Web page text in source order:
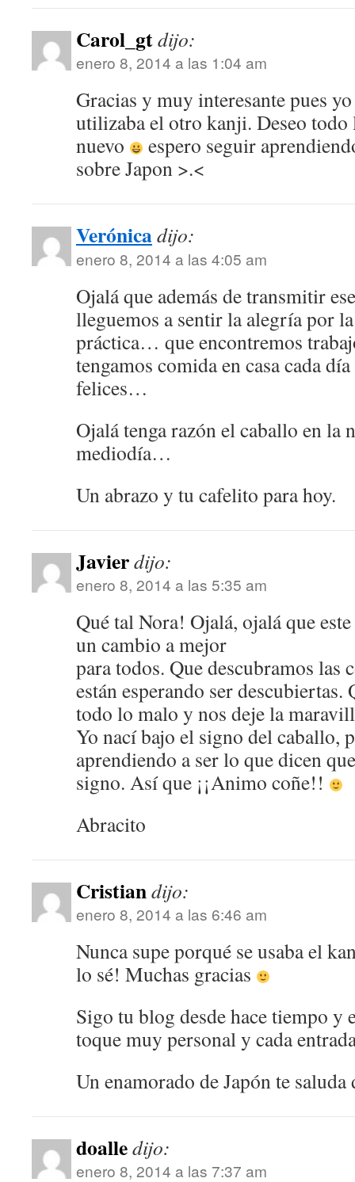
Carol_gtdijo:
enero 8, 2014 a las 1:04 am
Gracias y muy interesante pues yo
utilizaba el otro kanji. Deseo todo
nuevo
espero seguir
sobre Japon >.<
Verónicadijo:
enero 8, 2014 a las 4:05 am
Ojalá que además de transmitir
lleguemos a sentir la alegría por
práctica… que encontremos
tengamos comida en casa cada
felices…
Ojalá tenga razón el caballo en la
mediodía…
Un abrazo y tu cafelito para hoy.
Javierdijo:
enero 8, 2014 a las 5:35 am
Qué tal Nora! Ojalá, ojalá que
un cambio a mejor
para todos. Que descubramos las
están esperando ser descubiertas.
todo lo malo y nos deje la
Yo nací bajo el signo del caballo,
aprendiendo a ser lo que dicen
signo. Así que ¡¡Animo coñe!!
Abracito
Cristiandijo:
enero 8, 2014 a las 6:46 am
Nunca supe porqué se usaba el
lo sé! Muchas gracias
Sigo tu blog desde hace tiempo y
toque muy personal y cada
Un enamorado de Japón te saluda
doalledijo:
enero 8, 2014 a las 7:37 am